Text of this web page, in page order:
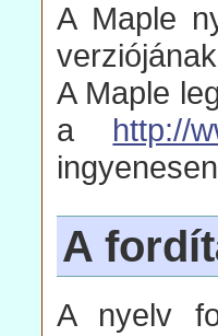
A Maple
A Maple
a http://
A
A nyelv